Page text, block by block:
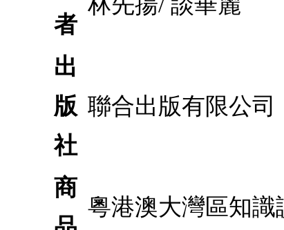
者
出
版
社
聯合出版有限公司
商
粵港澳大灣區知識